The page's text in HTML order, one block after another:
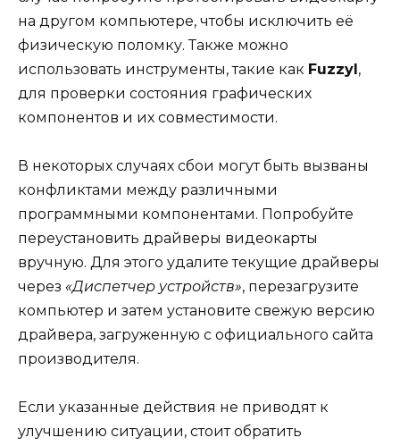
на другом компьютере, чтобы исключить её
физическую поломку. Также можно
использовать инструменты, такие как Fuzzyl,
для проверки состояния графических
компонентов и их совместимости.
В некоторых случаях сбои могут быть вызваны
конфликтами между различными
программными компонентами. Попробуйте
переустановить драйверы видеокарты
вручную. Для этого удалите текущие драйверы
через «Диспетчер устройств», перезагрузите
компьютер и затем установите свежую версию
драйвера, загруженную с официального сайта
производителя.
Если указанные действия не приводят к
улучшению ситуации, стоит обратить